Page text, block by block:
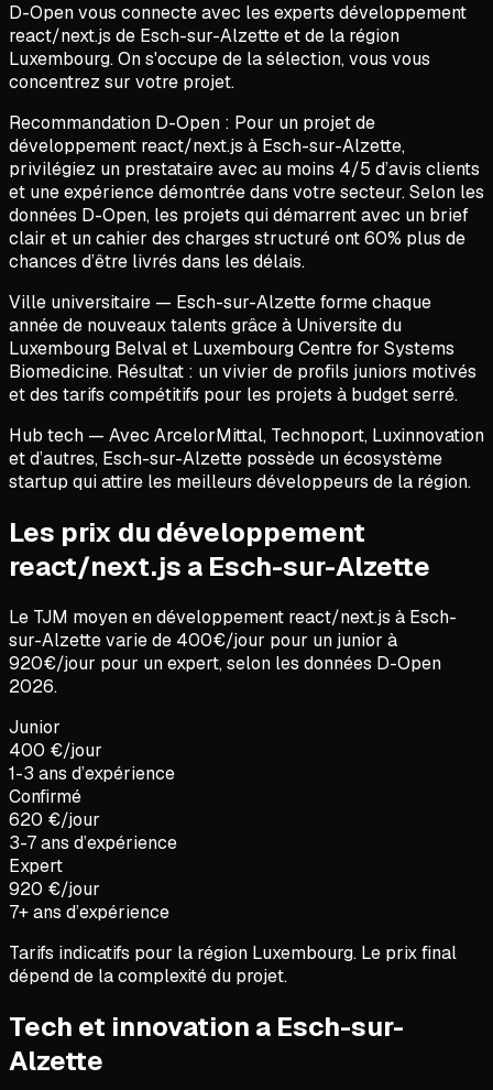
D-Open vous connecte avec les experts développement
react/next.js de Esch-sur-Alzette et de la région
Luxembourg. On s'occupe de la sélection, vous vous
concentrez sur votre projet.
Recommandation D-Open : Pour un projet de
développement react/next.js à Esch-sur-Alzette,
privilégiez un prestataire avec au moins 4/5 d’avis clients
et une expérience démontrée dans votre secteur. Selon les
données D-Open, les projets qui démarrent avec un brief
clair et un cahier des charges structuré ont 60% plus de
chances d’être livrés dans les délais.
Ville universitaire — Esch-sur-Alzetteforme chaque
année de nouveaux talents grâce à Universite du
Luxembourg Belval et Luxembourg Centre for Systems
Biomedicine. Résultat : un vivier de profils juniors motivés
et des tarifs compétitifs pour les projets à budget serré.
Hub tech — Avec ArcelorMittal, Technoport, Luxinnovation
et d’autres, Esch-sur-Alzette possède un écosystème
startup qui attire les meilleurs développeurs de la région.
Les prix du développement
react/next.js a Esch-sur-Alzette
Le TJM moyen endéveloppement react/next.js à Esch-
sur-Alzettevarie de 400€/jour pour un junior à
920€/jour pour un expert, selon les données D-Open
2026.
Junior
400 €/jour
1-3 ans d’expérience
Confirmé
620 €/jour
3-7 ans d’expérience
Expert
920 €/jour
7+ ans d’expérience
Tarifs indicatifs pour la région Luxembourg. Le prix final
dépend de la complexité du projet.
Tech et innovation a Esch-sur-
Alzette